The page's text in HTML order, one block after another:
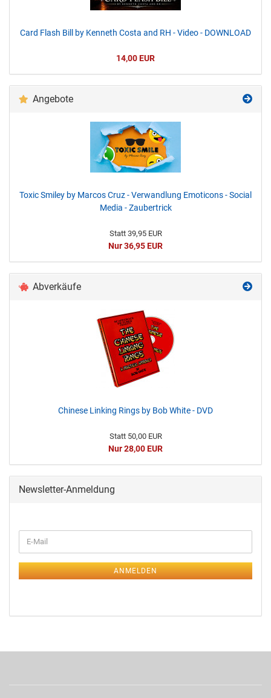
Card Flash Bill by Kenneth Costa and RH - Video - DOWNLOAD
14,00 EUR
Angebote
Toxic Smiley by Marcos Cruz - Verwandlung Emoticons - Social
Media - Zaubertrick
Statt 39,95 EUR
Nur 36,95 EUR
Abverkäufe
Chinese Linking Rings by Bob White - DVD
Statt 50,00 EUR
Nur 28,00 EUR
Newsletter-Anmeldung
ANMELDEN